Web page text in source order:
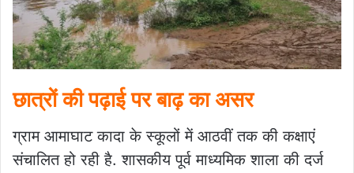
छात्रों की पढ़ाई पर बाढ़ का असर
ग्राम आमाघाट कादा के स्कूलों में आठवीं तक की कक्षाएं
संचालित हो रही है. शासकीय पूर्व माध्यमिक शाला की दर्ज